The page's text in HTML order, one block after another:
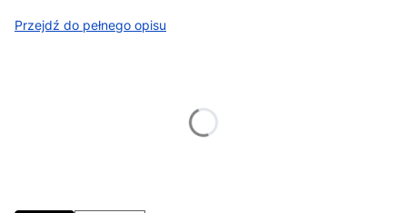
Przejdź do pełnego opisu